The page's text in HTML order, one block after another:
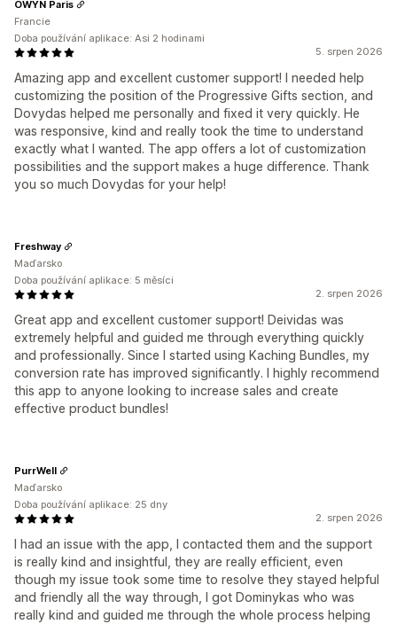
5. srpen 2026
Amazing app and excellent customer support! I needed help
customizing the position of the Progressive Gifts section, and
Dovydas helped me personally and fixed it very quickly. He
was responsive, kind and really took the time to understand
exactly what I wanted. The app offers a lot of customization
possibilities and the support makes a huge difference. Thank
you so much Dovydas for your help!
OWYN Paris
Francie
Doba používání aplikace: Asi 2 hodinami
2. srpen 2026
Great app and excellent customer support! Deividas was
extremely helpful and guided me through everything quickly
and professionally. Since I started using Kaching Bundles, my
conversion rate has improved significantly. I highly recommend
this app to anyone looking to increase sales and create
effective product bundles!
Freshway
Maďarsko
Doba používání aplikace: 5 měsíci
2. srpen 2026
I had an issue with the app, I contacted them and the support
is really kind and insightful, they are really efficient, even
though my issue took some time to resolve they stayed helpful
and friendly all the way through, I got Dominykas who was
really kind and guided me through the whole process helping
PurrWell
Maďarsko
Doba používání aplikace: 25 dny